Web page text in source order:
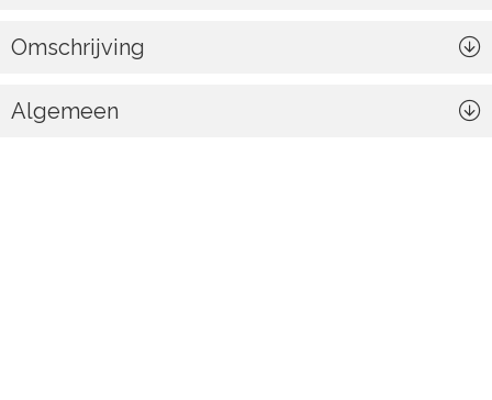
Omschrijving
Algemeen